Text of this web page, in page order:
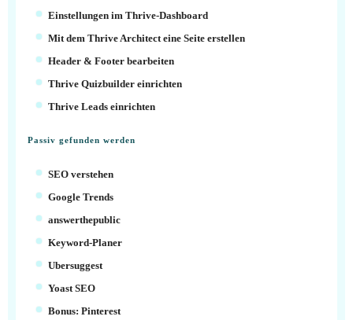
Einstellungen im Thrive-Dashboard
Mit dem Thrive Architect eine Seite erstellen
Header & Footer bearbeiten
Thrive Quizbuilder einrichten
Thrive Leads einrichten
Passiv gefunden werden
SEO verstehen
Google Trends
answerthepublic
Keyword-Planer
Ubersuggest
Yoast SEO
Bonus: Pinterest